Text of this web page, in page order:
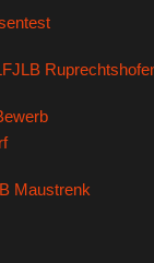
Maustrenk